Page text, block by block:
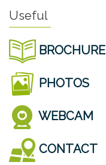
Useful
BROCHURE
PHOTOS
WEBCAM
CONTACT